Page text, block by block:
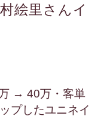
絵里さんイ
→ 40万・客単
プしたユニネイ